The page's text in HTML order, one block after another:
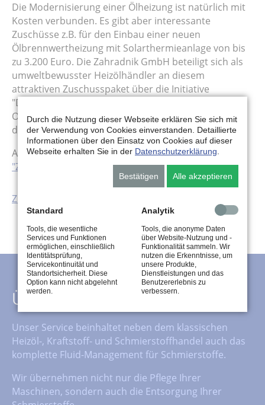
Die Modernisierung einer Ölheizung ist natürlich mit
Kosten verbunden. Es gibt aber interessante
Zuschüsse z.B. für den Einbau einer neuen
Ölbrennwertheizung mit Solarthermieanlage von bis
zu 3.200 Euro. Die Zahradnik GmbH beteiligt sich als
umweltbewusster Heizölhändler an diesem
attraktiven Zuschusspaket über die Initiative
"Deutschland Macht Plus". Wir beraten Sie gerne!
Oder klicken Sie einfach auf den schönen button mit
dem großen, goldenen €-Zeichen.
Aber jetzt viel Spaß bei der Lektüre von
"Zukunftsheizen".
Zurück
Über uns
Unser Service beinhaltet neben dem klassischen
Heizöl-, Kraftstoff- und Schmierstoffhandel auch das
komplette Fluid-Management für Schmierstoffe.
Wir übernehmen nicht nur die Pflege Ihrer
Maschinen, sondern auch die Entsorgung Ihrer
Durch die Nutzung dieser Webseite erklären Sie sich mit
der Verwendung von Cookies einverstanden. Detaillierte
Informationen über den Einsatz von Cookies auf dieser
Webseite erhalten Sie in der Datenschutzerklärung
Bestätigen Alle akzeptieren
Standard
Tools, die wesentliche
Services und Funktionen
ermöglichen, einschließlich
Identitätsprüfung,
Servicekontinuität und
Standortsicherheit. Diese
Option kann nicht abgelehnt
werden.
Analytik
Tools, die anonyme Daten
über Website-Nutzung und -
Funktionalität sammeln. Wir
nutzen die Erkenntnisse, um
unsere Produkte,
Dienstleistungen und das
Benutzererlebnis zu
verbessern.